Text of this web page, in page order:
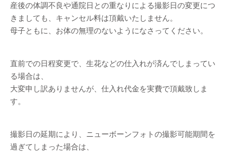
産後の体調不良や通院日との重なりによる撮影日の変更につ
きましても、キャンセル料は頂戴いたしません。
母子ともに、お体の無理のないようになさってください。
直前での日程変更で、生花などの仕入れが済んでしまってい
る場合は、
大変申し訳ありませんが、仕入れ代金を実費で頂戴致しま
す。
撮影日の延期により、ニューボーンフォトの撮影可能期間を
過ぎてしまった場合は、